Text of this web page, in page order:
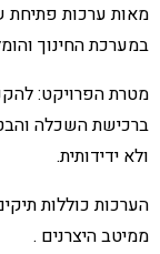
מאות ערכות פתיחת
במערכת החינוך
מטרת הפרויקט:
ברכישת השכלה
ולא ידידותית.
הערכות כוללות
ממיטב היצרנים .